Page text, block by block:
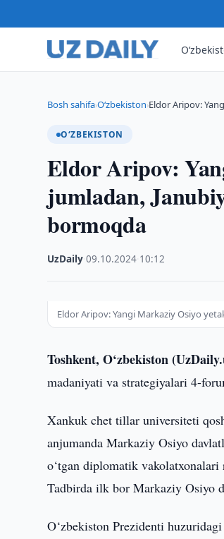
Bosh sahifa›O‘zbekiston›Eldor Aripov:
O‘ZBEKISTON
Eldor Aripov:
jumladan,
bormoqda
UzDaily ·09.10.2024 10:12
Eldor Aripov: Yangi Markaziy Osiyo
Toshkent, O‘zbekiston
madaniyati va strategiyalari 4-
Xankuk chet tillar universiteti
anjumanda Markaziy Osiyo
o‘tgan diplomatik
Tadbirda ilk bor Markaziy Osiyo
O‘zbekiston Prezidenti